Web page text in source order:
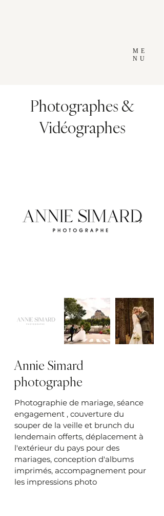
ME
NU
Photographes &
Vidéographes
Annie Simard
photographe
Photographie de mariage, séance
engagement , couverture du
souper de la veille et brunch du
lendemain offerts, déplacement à
l'extérieur du pays pour des
mariages, conception d'albums
imprimés, accompagnement pour
les impressions photo